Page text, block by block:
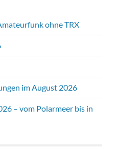
ohne TRX
im August 2026
– vom Polarmeer bis in